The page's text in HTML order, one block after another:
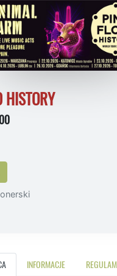
HISTORY
INFORMACJE